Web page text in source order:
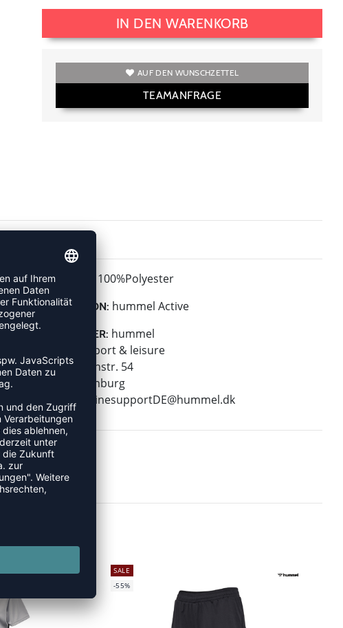
IN DEN WARENKORB
AUF DEN WUNSCHZETTEL
TEAMANFRAGE
MATERIAL: 100%Polyester
KOLLEKTION: hummel Active
HERSTELLER: hummel
hummel sport & leisure
Leverkusenstr. 54
22761 Hamburg
E-Mail:
onlinesupportDE@hummel.dk
SALE
-55%